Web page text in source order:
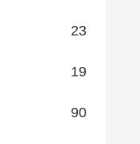
23
19
90